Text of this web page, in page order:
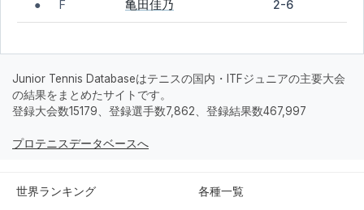
● F 亀田佳乃 2-6
Junior Tennis Databaseはテニスの国内・ITFジュニアの主要大会
の結果をまとめたサイトです。
登録大会数15179、登録選手数7,862、登録結果数467,997
プロテニスデータベースへ
世界ランキング 各種一覧